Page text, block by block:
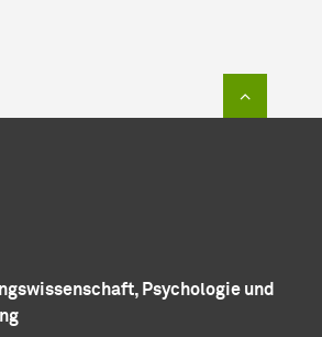
Psychologie und